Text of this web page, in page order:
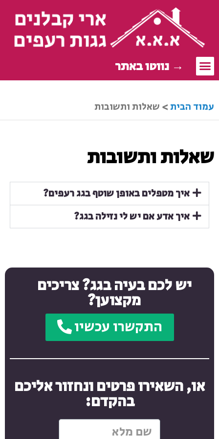
→ נווטו באתר
עמוד הבית> שאלות ותשובות
שאלות ותשובות
איך מטפלים באופן שוטף בגג רעפים?
איך אדע אם יש לי נזילה בגג?
יש לכם בעיה בגג? צריכים
מקצוען?
התקשרו עכשיו
או, השאירו פרטים ונחזור אליכם
בהקדם: